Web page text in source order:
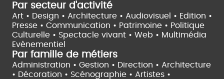
Par secteur d'activité
Art • Design • Architecture • Audiovisuel • Edition •
Presse • Communication • Patrimoine • Politique
Culturelle • Spectacle vivant • Web • Multimédia
Evènementiel
Par famille de métiers
Administration • Gestion • Direction • Architecture
• Décoration • Scénographie • Artistes •